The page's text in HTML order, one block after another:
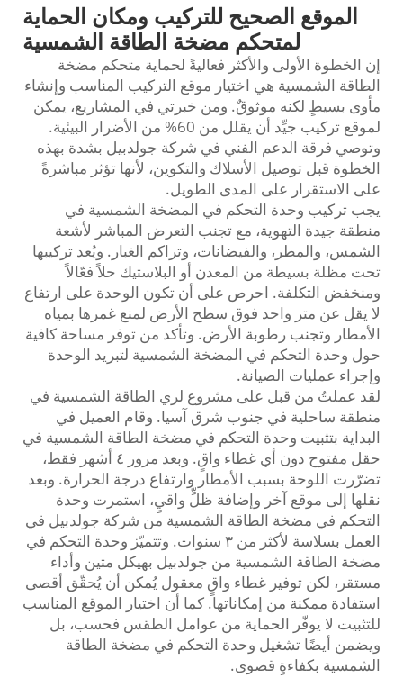
الموقع الصحيح للتركيب ومكان الحماية
لمتحكم مضخة الطاقة الشمسية
إن الخطوة الأولى والأكثر فعاليةً لحماية متحكم مضخة
الطاقة الشمسية هي اختيار موقع التركيب المناسب وإنشاء
مأوى بسيطٍ لكنه موثوقٌ. ومن خبرتي في المشاريع، يمكن
لموقع تركيب جيِّد أن يقلل من 60% من الأضرار البيئية.
وتوصي فرقة الدعم الفني في شركة جولدبيل بشدة بهذه
الخطوة قبل توصيل الأسلاك والتكوين، لأنها تؤثر مباشرةً
على الاستقرار على المدى الطويل.
يجب تركيب وحدة التحكم في المضخة الشمسية في
منطقة جيدة التهوية، مع تجنب التعرض المباشر لأشعة
الشمس، والمطر، والفيضانات، وتراكم الغبار. ويُعد تركيبها
تحت مظلة بسيطة من المعدن أو البلاستيك حلاً فعّالاً
ومنخفض التكلفة. احرص على أن تكون الوحدة على ارتفاع
لا يقل عن متر واحد فوق سطح الأرض لمنع غمرها بمياه
الأمطار وتجنب رطوبة الأرض. وتأكد من توفر مساحة كافية
حول وحدة التحكم في المضخة الشمسية لتبريد الوحدة
وإجراء عمليات الصيانة.
لقد عملتُ من قبل على مشروع لري الطاقة الشمسية في
منطقة ساحلية في جنوب شرق آسيا. وقام العميل في
البداية بتثبيت وحدة التحكم في مضخة الطاقة الشمسية في
حقل مفتوح دون أي غطاء واقٍ. وبعد مرور ٤ أشهر فقط،
تضرّرت اللوحة بسبب الأمطار وارتفاع درجة الحرارة. وبعد
نقلها إلى موقع آخر وإضافة ظلٍّ واقيٍ، استمرت وحدة
التحكم في مضخة الطاقة الشمسية من شركة جولدبيل في
العمل بسلاسة لأكثر من ٣ سنوات. وتتميّز وحدة التحكم في
مضخة الطاقة الشمسية من جولدبيل بهيكل متين وأداء
مستقر، لكن توفير غطاء واقٍ معقول يُمكن أن يُحقّق أقصى
استفادة ممكنة من إمكاناتها. كما أن اختيار الموقع المناسب
للتثبيت لا يوفّر الحماية من عوامل الطقس فحسب، بل
ويضمن أيضًا تشغيل وحدة التحكم في مضخة الطاقة
الشمسية بكفاءةٍ قصوى.